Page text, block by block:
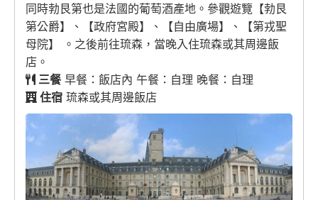
同時勃艮第也是法國的葡萄酒產地。參觀遊覽【勃艮
第公爵】、【政府宮殿】、【自由廣場】、【第戎聖
母院】 。之後前往琉森，當晚入住琉森或其周邊飯
店。
三餐早餐：飯店內 午餐：自理 晚餐：自理
住宿 琉森或其周邊飯店